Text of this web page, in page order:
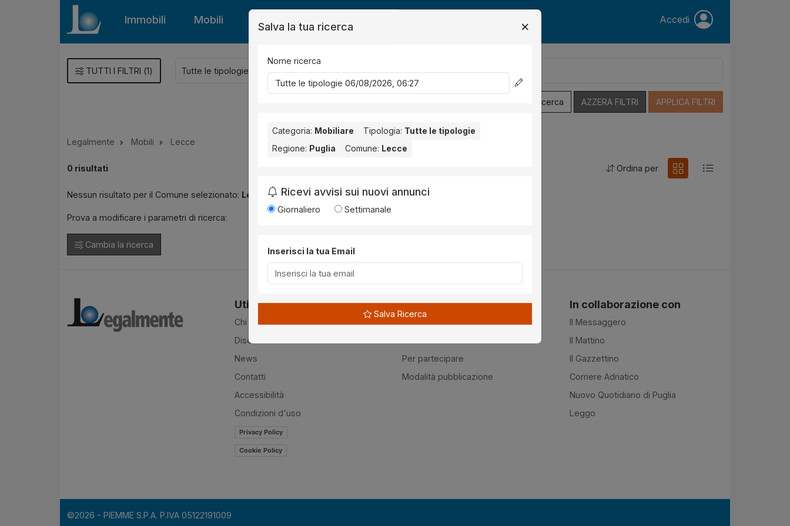
Immobili Mobili News Accedi
TUTTI I FILTRI (1)
Salva Ricerca AZZERA FILTRI APPLICA FILTRI
Legalmente Mobili Lecce
0 risultati Ordina per
Nessun risultato per il Comune selezionato: Lecce . Nessun risultato per la Provincia selezionata:
Prova a modificare i parametri di ricerca:
Cambia la ricerca
Utilità
Chi siamo
Disclaimer
News
Contatti
Accessibilità
Condizioni d'uso
Privacy Policy
Cookie Policy
Guide
Per partecipare
Modalità pubblicazione
In collaborazione con
Il Messaggero
Il Mattino
Il Gazzettino
Corriere Adriatico
Nuovo Quotidiano di Puglia
Leggo
©2026 - PIEMME S.P.A. P.IVA 05122191009
Salva la tua ricerca
Categoria: Tipologia:
Tutte le tipologie
Regione:
Puglia
Ricevi avvisi sui nuovi annunci